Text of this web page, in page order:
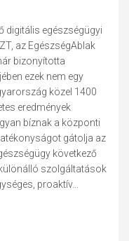
digitális egészségügyi
az EgészségAblak
bizonyította
ezek nem egy
közel 1400
eredmények
bíznak a központi
gátolja az
következő
szolgáltatások
proaktív...